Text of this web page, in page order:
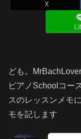
X
ども。
ピアノSchoolコー
スのレッスンメモ
モを記します